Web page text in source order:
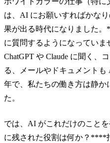
は、AI にお願いすればかな
果が出る時代になりました
に質問するようになってい
ChatGPT や Claude に聞く、
る、メールやドキュメント
年で、私たちの働き方は静か
た。
では、AI がこれだけのこと
に残された役割は何か？****